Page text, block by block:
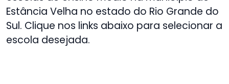
Estância Velha no estado do Rio Grande do
Sul. Clique nos links abaixo para selecionar a
escola desejada.